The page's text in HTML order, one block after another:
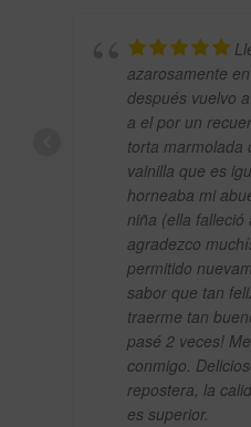
azarosamente
después vuelvo
a el por un
torta marmolada
vainilla que es
horneaba mi
niña (ella falleció
agradezco
permitido
sabor que tan
traerme tan
pasé 2 veces!
conmigo.
repostera, la
es superior.